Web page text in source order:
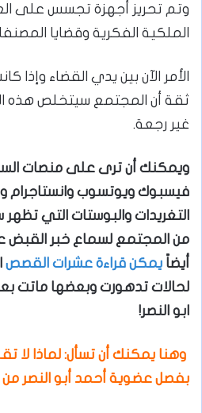
وتم تحريز أجهزة تجسس على
الملكية الفكرية وقضايا
الأمر الآن بين يدي القضاء وإذا
ثقة أن المجتمع سيتخلص هذه
غير رجعة.
ويمكنك أن ترى على منصات
فيسبوك ويوتسوب وانستاجرام
التغريدات والبوستات التي
من المجتمع لسماع خبر القبض
أيضاً يمكن قراءة عشرات القصص
لحالات تدهورت وبعضها ماتت
ابو النصر!
وهنا يمكنك أن تسأل: لماذا لا
بفصل عضوية أحمد أبو النصر من